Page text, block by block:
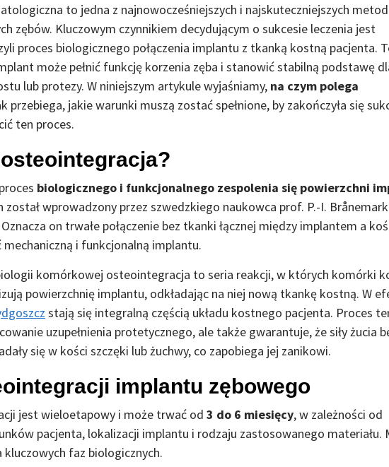
to jedna z najnowocześniejszych i najskuteczniejszych metod
zębów. Kluczowym czynnikiem decydującym o sukcesie leczenia jest
proces biologicznego połączenia implantu z tkanką kostną pacjenta.
może pełnić funkcję korzenia zęba i stanowić stabilną podstawę
lub protezy. W niniejszym artykule wyjaśniamy, na czym polega
przebiega, jakie warunki muszą zostać spełnione, by zakończyła się
ten proces.
biologicznego i funkcjonalnego zespolenia się powierzchni
został wprowadzony przez szwedzkiego naukowca prof. P.-I.
on trwałe połączenie bez tkanki łącznej między implantem a
i funkcjonalną implantu.
komórkowej osteointegracja to seria reakcji, w których komórki
powierzchnię implantu, odkładając na niej nową tkankę kostną. W
stają się integralną częścią układu kostnego pacjenta. Proces
uzupełnienia protetycznego, ale także gwarantuje, że siły żucia
się w kości szczęki lub żuchwy, co zapobiega jej zanikowi.
implantu zębowego
jest wieloetapowy i może trwać od 3 do 6 miesięcy, w zależności od
pacjenta, lokalizacji implantu i rodzaju zastosowanego materiału.
faz biologicznych.